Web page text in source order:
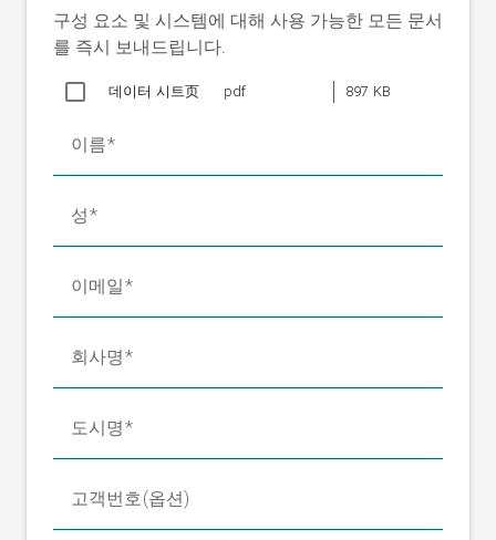
정격 조절거리
NB 400~800mm
±30mm
NB 1100~2400mm
±75mm
서의 정격 컨트롤
속도
웹 장력
SR 4321/SR 4331
주변온도
+10 °C ~ +50 °C
보관 온도
정격값
전원장치를 통한
구성 요소 및 시스템에 대해 사용 가능한 모든 문서
를 즉시 보내드립니다.
데이터 시트页 pdf 897 KB
이름
성
이메일
회사명
도시명
고객번호(옵션)